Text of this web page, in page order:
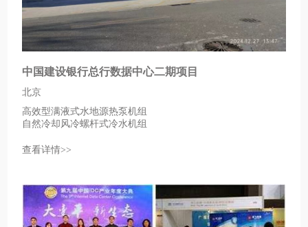
中国建设银行总行数据中心二期项目
北京
高效型满液式水地源热泵机组
自然冷却风冷螺杆式冷水机组
查看详情>>